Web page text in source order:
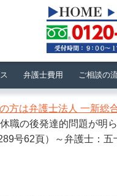
弁護士費用 ご相談の
方は弁護士法人 一新総
職の後発達的問題が明
号62頁）～弁護士：五